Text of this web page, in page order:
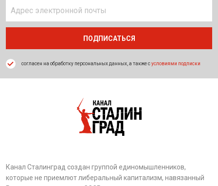
согласен на обработку персональных данных, а также сусловиями подписки
Канал Сталинград создан группой единомышленников,
которые не приемлют либеральный капитализм, навязанный